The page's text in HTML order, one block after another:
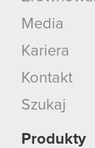
Media
Kariera
Kontakt
Szukaj
Produkty